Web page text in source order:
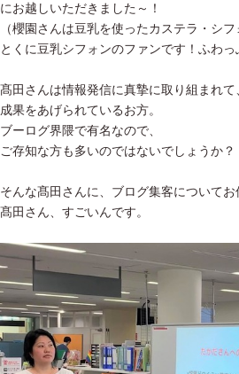
にお越しいただきました～！
（櫻園さんは豆乳を使ったカステラ・シ
とくに豆乳シフォンのファンです！ふわっ
髙田さんは情報発信に真摯に取り組まれて
成果をあげられているお方。
ブーログ界隈で有名なので、
ご存知な方も多いのではないでしょうか？
そんな髙田さんに、ブログ集客についてお
髙田さん、すごいんです。